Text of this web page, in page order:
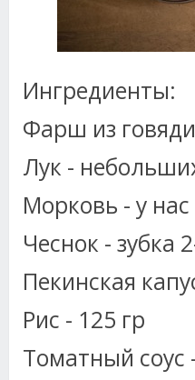
Ингредиенты:
Фарш из
Лук -
Морковь - у
Чеснок - зубка
Пекинская
Рис - 125 гр
Томатный соус